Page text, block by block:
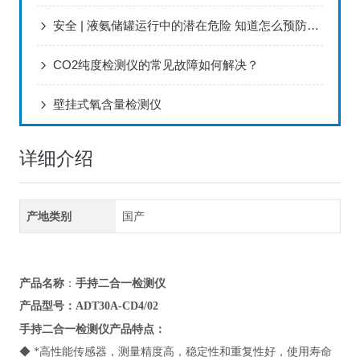
安全 | 液氨储罐运行中的潜在危险 知道怎么预防吗？
CO2纯度检测仪的常见故障如何解决？
壁挂式氧含量检测仪
详细介绍
产地类别 国产
产品名称： 手持二合一检测仪
产品型号：ADT30A-CD4/02
手持二合一检测仪产品特点：
◆ *高性能传感器，测量精度高，稳定性和重复性好，使用寿命